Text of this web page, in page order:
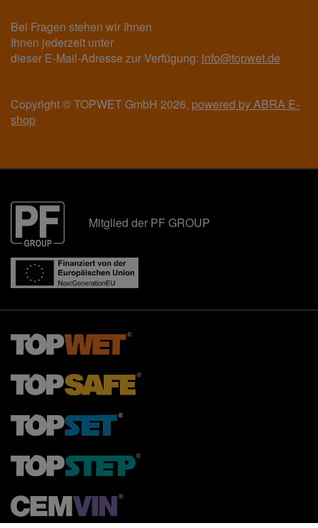
Bei Fragen stehen wir Ihnen
Ihnen jederzeit unter
dieser E-Mail-Adresse zur Verfügung: info@topwet.de
Copyright © TOPWET GmbH 2026, powered by ABRA E-
shop
Mitglied der PF GROUP